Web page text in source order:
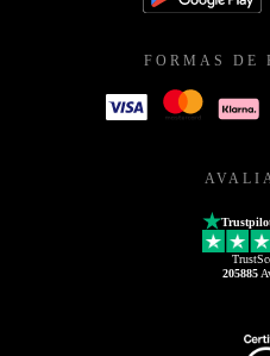
FORMAS DE
205885